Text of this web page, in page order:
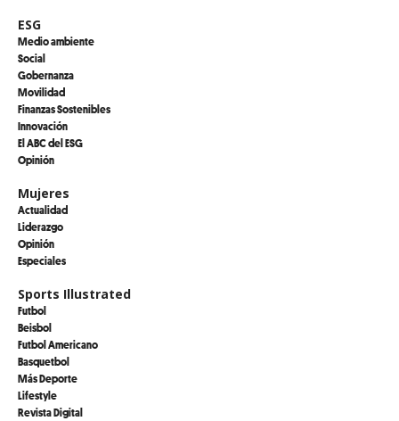
ESG
Medio ambiente
Social
Gobernanza
Movilidad
Finanzas Sostenibles
Innovación
El ABC del ESG
Opinión
Mujeres
Actualidad
Liderazgo
Opinión
Especiales
Sports Illustrated
Futbol
Beisbol
Futbol Americano
Basquetbol
Más Deporte
Lifestyle
Revista Digital